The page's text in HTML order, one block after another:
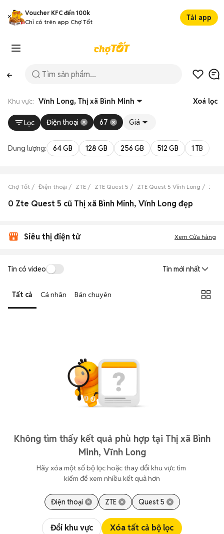
Voucher KFC đến 100k
Chỉ có trên app Chợ Tốt
Tải app
Khu vực: Vĩnh Long, Thị xã Bình Minh Xoá lọc
Lọc Điện thoại 67 Giá
Dung lượng: 64 GB 128 GB 256 GB 512 GB 1 TB
Chợ Tốt Điện thoại ZTE ZTE Quest 5 ZTE Quest 5 Vĩnh Long ZTE
0 Zte Quest 5 cũ Thị xã Bình Minh, Vĩnh Long đẹp
Siêu thị điện tử Xem Cửa hàng
Tin có video Tin mới nhất
Tất cả Cá nhân Bán chuyên
Không tìm thấy kết quả phù hợp tại Thị xã Bình
Minh, Vĩnh Long
Hãy xóa một số bộ lọc hoặc thay đổi khu vực tìm
kiếm để xem nhiều kết quả hơn
Điện thoại ZTE Quest 5
Đổi khu vực Xóa tất cả bộ lọc